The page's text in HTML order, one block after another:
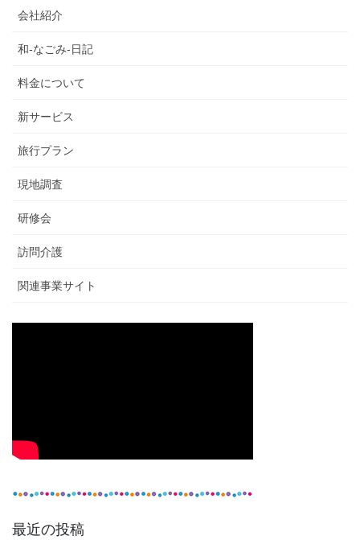
会社紹介
和-なごみ-日記
料金について
新サービス
旅行プラン
現地調査
研修会
訪問介護
関連事業サイト
最近の投稿